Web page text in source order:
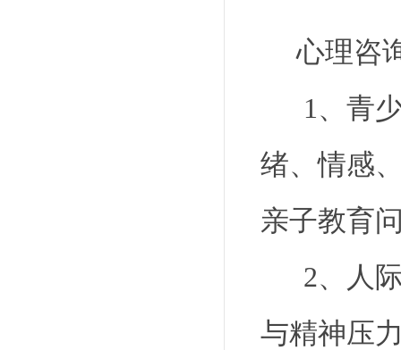
心理咨
1、 青
绪、情感
亲子教育
2、
人
与精神压